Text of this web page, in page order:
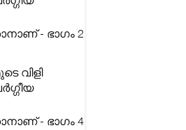
- ഭാഗം 2
വിളി
- ഭാഗം 4